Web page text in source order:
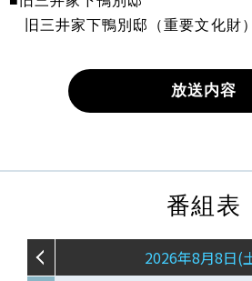
旧三井家下鴨別邸（重要文化財）
放送内容
番組表